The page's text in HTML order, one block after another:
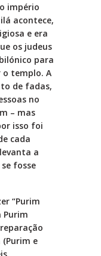
império
acontece,
e era
os judeus
para
o templo. A
de fadas,
no
– mas
isso foi
cada
a
fosse
“Purim
Purim
e